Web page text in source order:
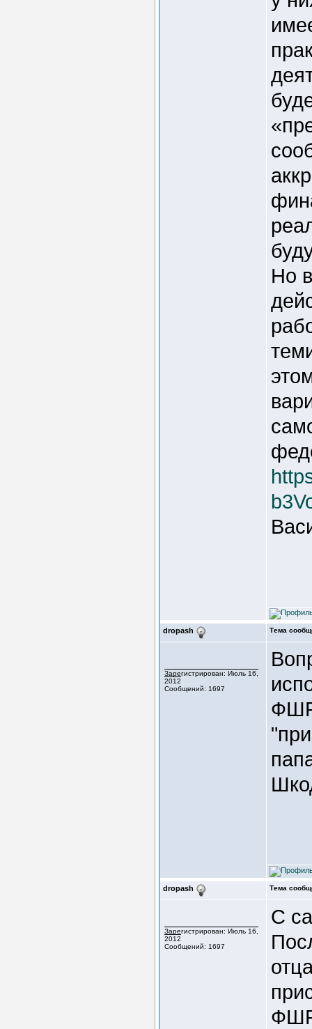
Но
dropash Тема
Зарегистрирован: Июль 16,
2012
Сообщений: 1697
dropash Тема
Зарегистрирован: Июль 16,
2012
Сообщений: 1697
С